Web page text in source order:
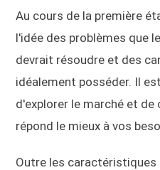
Au cours de la première
l'idée des problèmes que
devrait résoudre et des
idéalement posséder. Il
d'explorer le marché et
répond le mieux à vos
Outre les